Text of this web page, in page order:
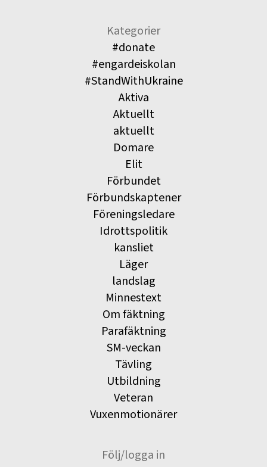
Kategorier
#donate
#engardeiskolan
#StandWithUkraine
Aktiva
Aktuellt
aktuellt
Domare
Elit
Förbundet
Förbundskaptener
Föreningsledare
Idrottspolitik
kansliet
Läger
landslag
Minnestext
Om fäktning
Parafäktning
SM-veckan
Tävling
Utbildning
Veteran
Vuxenmotionärer
Följ/logga in